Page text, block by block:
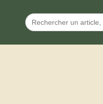
Search
for: